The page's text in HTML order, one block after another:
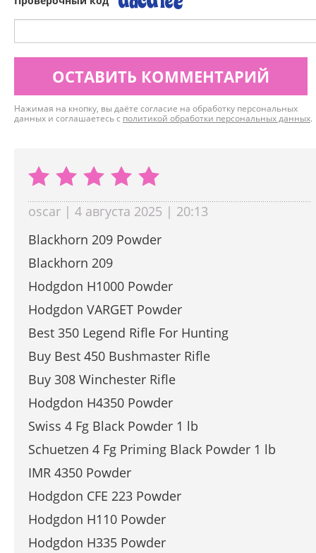
ОСТАВИТЬ КОММЕНТАРИЙ
Нажимая на кнопку, вы даёте согласие на обработку персональных
данных и соглашаетесь с политикой обработки персональных данных.
oscar | 4 августа 2025 | 20:13
Blackhorn 209 Powder
Blackhorn 209
Hodgdon H1000 Powder
Hodgdon VARGET Powder
Best 350 Legend Rifle For Hunting
Buy Best 450 Bushmaster Rifle
Buy 308 Winchester Rifle
Hodgdon H4350 Powder
Swiss 4 Fg Black Powder 1 lb
Schuetzen 4 Fg Priming Black Powder 1 lb
IMR 4350 Powder
Hodgdon CFE 223 Powder
Hodgdon H110 Powder
Hodgdon H335 Powder